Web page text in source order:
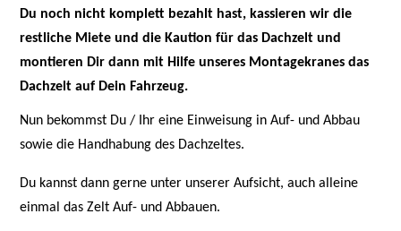
Du noch nicht komplett bezahlt hast, kassieren wir die
restliche Miete und die Kaution für das Dachzelt und
montieren Dir dann mit Hilfe unseres Montagekranes das
Dachzelt auf Dein Fahrzeug.
Nun bekommst Du / Ihr eine Einweisung in Auf- und Abbau
sowie die Handhabung des Dachzeltes.
Du kannst dann gerne unter unserer Aufsicht, auch alleine
einmal das Zelt Auf- und Abbauen.